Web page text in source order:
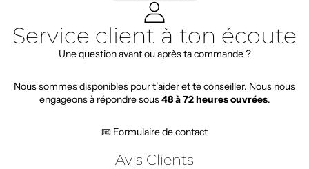
Service client à ton écoute
Une question avant ou après ta commande ?
Nous sommes disponibles pour t’aider et te conseiller. Nous nous
engageons à répondre sous48 à 72 heures ouvrées.
📧 Formulaire de contact
Avis Clients